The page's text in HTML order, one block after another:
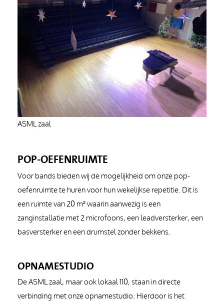
ASML zaal
POP-OEFENRUIMTE
Voor bands bieden wij de mogelijkheid om onze pop-
oefenruimte te huren voor hun wekelijkse repetitie. Dit is
een ruimte van 20 m² waarin aanwezig is een
zanginstallatie met 2 microfoons, een leadversterker, een
basversterker en een drumstel zonder bekkens.
OPNAMESTUDIO
De ASML zaal, maar ook lokaal 110, staan in directe
verbinding met onze opnamestudio. Hierdoor is het